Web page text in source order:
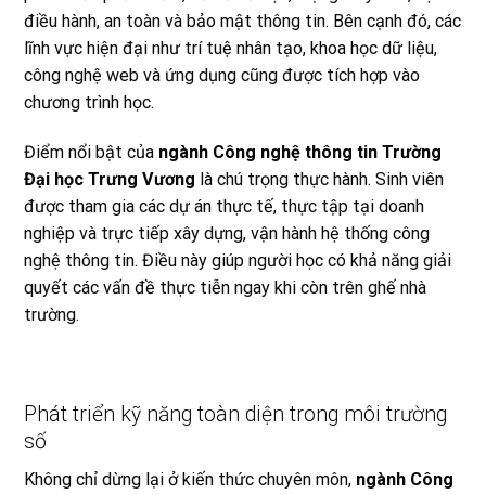
điều hành, an toàn và bảo mật thông tin. Bên cạnh đó, các
lĩnh vực hiện đại như trí tuệ nhân tạo, khoa học dữ liệu,
công nghệ web và ứng dụng cũng được tích hợp vào
chương trình học.
Điểm nổi bật của ngành Công nghệ thông tin Trường
Đại học Trưng Vương là chú trọng thực hành. Sinh viên
được tham gia các dự án thực tế, thực tập tại doanh
nghiệp và trực tiếp xây dựng, vận hành hệ thống công
nghệ thông tin. Điều này giúp người học có khả năng giải
quyết các vấn đề thực tiễn ngay khi còn trên ghế nhà
trường.
Phát triển kỹ năng toàn diện trong môi trường
số
Không chỉ dừng lại ở kiến thức chuyên môn, ngành Công